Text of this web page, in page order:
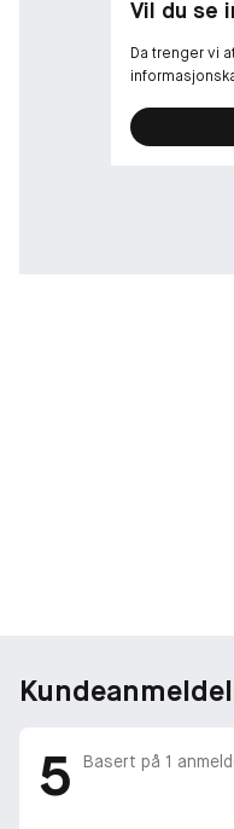
Vil du se
Da trenger vi
5 Basert på 1